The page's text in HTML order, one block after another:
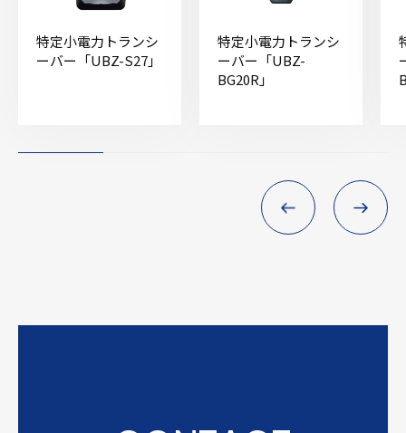
特定小電力トランシ
ーバー「UBZ-S27」
特定小電力トランシ
ーバー「UBZ-
BG20R」